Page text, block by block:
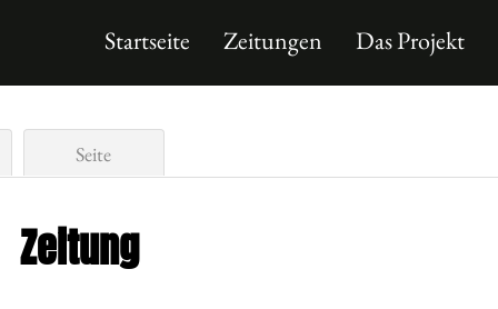
Startseite Zeitungen Das Projekt
Seite
Zeitung